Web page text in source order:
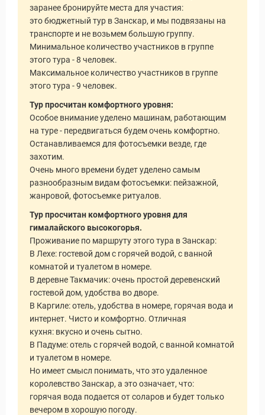
Статьи
заранее бронируйте места для участия:
это бюджетный тур в Занскар, и мы подвязаны на
транспорте и не возьмем большую группу.
Минимальное количество участников в группе
этого тура - 8 человек.
Максимальное количество участников в группе
этого тура - 9 человек.
Тур просчитан комфортного уровня:
Особое внимание уделено машинам, работающим
на туре - передвигаться будем очень комфортно.
Останавливаемся для фотосъемки везде, где
захотим.
Очень много времени будет уделено самым
разнообразным видам фотосъемки: пейзажной,
жанровой, фотосъемке ритуалов.
Тур просчитан комфортного уровня для
гималайского высокогорья.
Проживание по маршруту этого тура в Занскар:
В Лехе: гостевой дом с горячей водой, с ванной
комнатой и туалетом в номере.
В деревне Такмачик: очень простой деревенский
гостевой дом, удобства во дворе.
В Каргиле: отель, удобства в номере, горячая вода и
интернет. Чисто и комфортно. Отличная
кухня: вкусно и очень сытно.
В Падуме: отель с горячей водой, с ванной комнатой
и туалетом в номере.
Но имеет смысл понимать, что это удаленное
королевство Занскар, а это означает, что:
горячая вода подается от соларов и будет только
вечером в хорошую погоду.